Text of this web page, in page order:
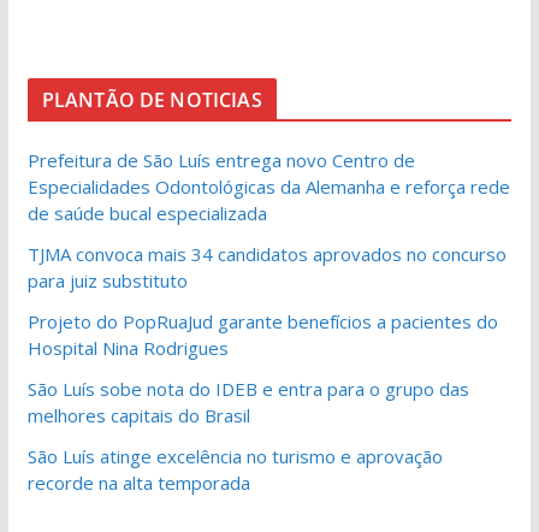
PLANTÃO DE NOTICIAS
Prefeitura de São Luís entrega novo Centro de
Especialidades Odontológicas da Alemanha e reforça rede
de saúde bucal especializada
TJMA convoca mais 34 candidatos aprovados no concurso
para juiz substituto
Projeto do PopRuaJud garante benefícios a pacientes do
Hospital Nina Rodrigues
São Luís sobe nota do IDEB e entra para o grupo das
melhores capitais do Brasil
São Luís atinge excelência no turismo e aprovação
recorde na alta temporada